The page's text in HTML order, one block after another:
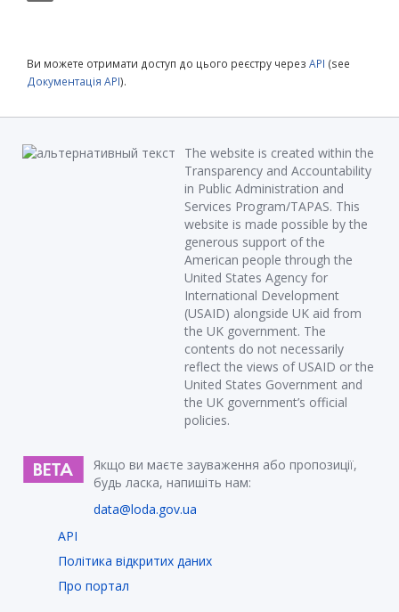
Ви можете отримати доступ до цього реєстру через API (see
Документація API).
The website is created within the
Transparency and Accountability
in Public Administration and
Services Program/TAPAS. This
website is made possible by the
generous support of the
American people through the
United States Agency for
International Development
(USAID) alongside UK aid from
the UK government. The
contents do not necessarily
reflect the views of USAID or the
United States Government and
the UK government’s official
policies.
Якщо ви маєте зауваження або пропозиції,
будь ласка, напишіть нам:
data@loda.gov.ua
API
Політика відкритих даних
Про портал